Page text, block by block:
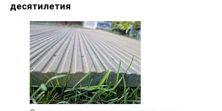
десятилетия